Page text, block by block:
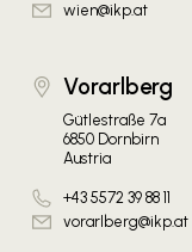
wien@ikp.at
Vorarlberg
Gütlestraße 7a
6850 Dornbirn
Austria
+43 5572 39 88 11
vorarlberg@ikp.at